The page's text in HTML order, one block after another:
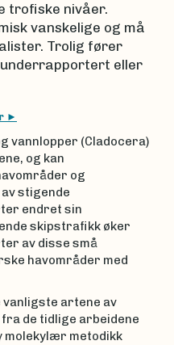
trofiske nivåer.
vanskelige og må
Trolig fører
eller
vannlopper (Cladocera)
og kan
og
stigende
endret sin
skipstrafikk øker
av disse små
havområder med
vanligste artene av
de tidlige arbeidene
molekylær metodikk